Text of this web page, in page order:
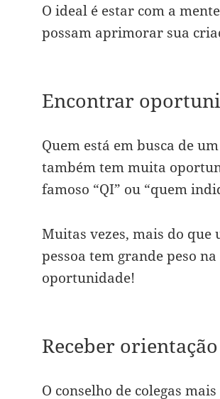
O ideal é estar com a
possam aprimorar sua
Encontrar
Quem está em busca de
também tem muita
famoso “QI” ou “quem
Muitas vezes, mais do
pessoa tem grande peso
oportunidade!
Receber
O conselho de colegas